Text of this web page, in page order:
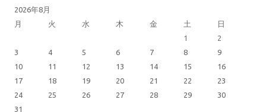
2026年8月
月
火 水 木 金 土
日
1
2
3
4 5 6 7 8
9
10
11 12 13 14 15
16
17
18 19 20 21 22
23
24
25 26 27 28 29
30
31